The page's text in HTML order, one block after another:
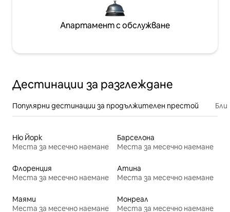
Апартамент с обслужване
Дестинации за разглеждане
Популярни дестинации за продължителен престой
Ню Йорк
Места за месечно наемане
Барселона
Места за месечно наемане
Флоренция
Места за месечно наемане
Атина
Места за месечно наемане
Маями
Места за месечно наемане
Монреал
Места за месечно наемане